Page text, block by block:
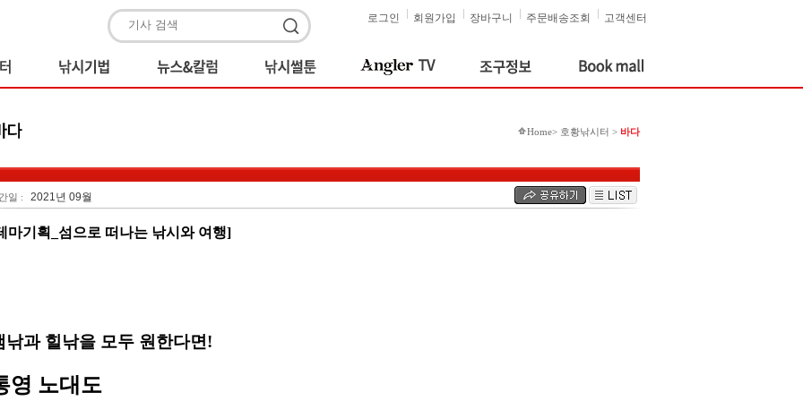
고객센터
주문배송조회
장바구니
회원가입
로그인
Home> 호황낚시터 > 바다
일 : 2021년 09월